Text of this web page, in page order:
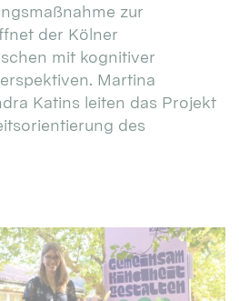
zur
der Kölner
mit kognitiver
Martina
Katins leiten das Projekt
des